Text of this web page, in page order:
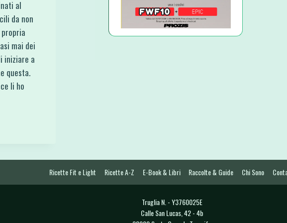
al
da non
mai dei
iniziare a
questa.
li ho
Ricette Fit e Light Ricette A-Z E-Book & Libri Raccolte & Guide Chi Sono
Truglia N. - Y3760025E
Calle San Lucas, 42 - 4b